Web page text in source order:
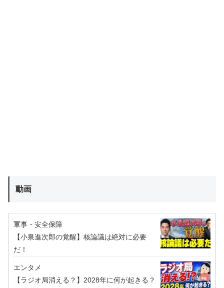
動画
軍事・安全保障
【小泉進次郎の覚醒】核論議は絶対に必要
だ！
エンタメ
【ラジオ局消える？】2028年に何が起きる？